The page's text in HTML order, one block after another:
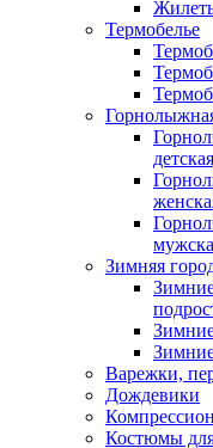
Термобелье
Зимняя
Варежки,
Дождевики
Костюмы